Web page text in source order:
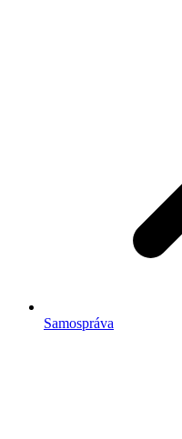
Samospráva